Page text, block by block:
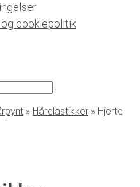
cookiepolitik
» Hårelastikker » Hjerte